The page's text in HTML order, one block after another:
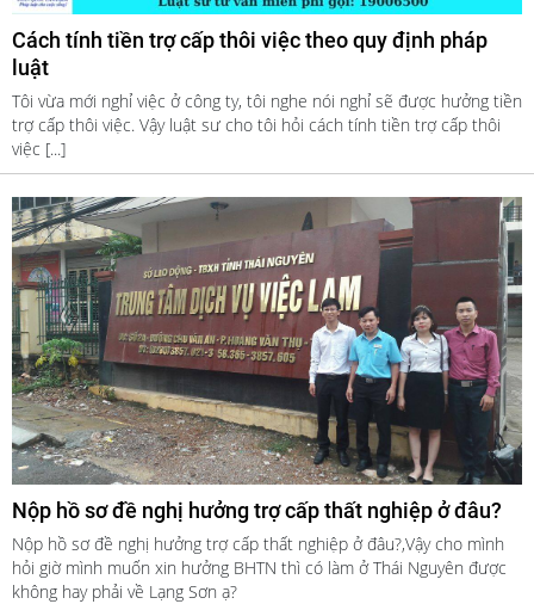
Cách tính tiền trợ cấp thôi việc theo quy định pháp
luật
Tôi vừa mới nghỉ việc ở công ty, tôi nghe nói nghỉ sẽ được hưởng tiền
trợ cấp thôi việc. Vậy luật sư cho tôi hỏi cách tính tiền trợ cấp thôi
việc [...]
Nộp hồ sơ đề nghị hưởng trợ cấp thất nghiệp ở đâu?
Nộp hồ sơ đề nghị hưởng trợ cấp thất nghiệp ở đâu?,Vậy cho mình
hỏi giờ mình muốn xin hưởng BHTN thì có làm ở Thái Nguyên được
không hay phải về Lạng Sơn ạ?